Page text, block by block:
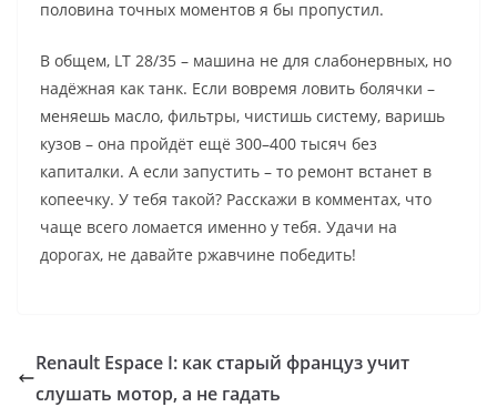
половина точных моментов я бы пропустил.
В общем, LT 28/35 – машина не для слабонервных, но
надёжная как танк. Если вовремя ловить болячки –
меняешь масло, фильтры, чистишь систему, варишь
кузов – она пройдёт ещё 300–400 тысяч без
капиталки. А если запустить – то ремонт встанет в
копеечку. У тебя такой? Расскажи в комментах, что
чаще всего ломается именно у тебя. Удачи на
дорогах, не давайте ржавчине победить!
Renault Espace I: как старый француз учит
слушать мотор, а не гадать